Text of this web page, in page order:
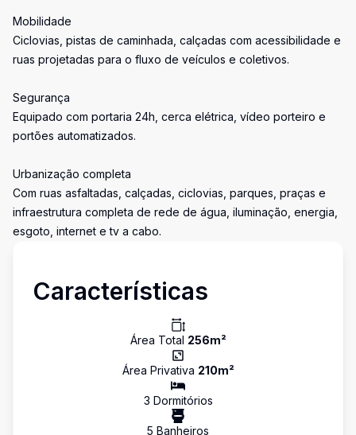
Mobilidade
Ciclovias, pistas de caminhada, calçadas com acessibilidade e
ruas projetadas para o fluxo de veículos e coletivos.
Segurança
Equipado com portaria 24h, cerca elétrica, vídeo porteiro e
portões automatizados.
Urbanização completa
Com ruas asfaltadas, calçadas, ciclovias, parques, praças e
infraestrutura completa de rede de água, iluminação, energia,
esgoto, internet e tv a cabo.
Características
Área Total 256m²
Área Privativa 210m²
3 Dormitórios
5 Banheiros